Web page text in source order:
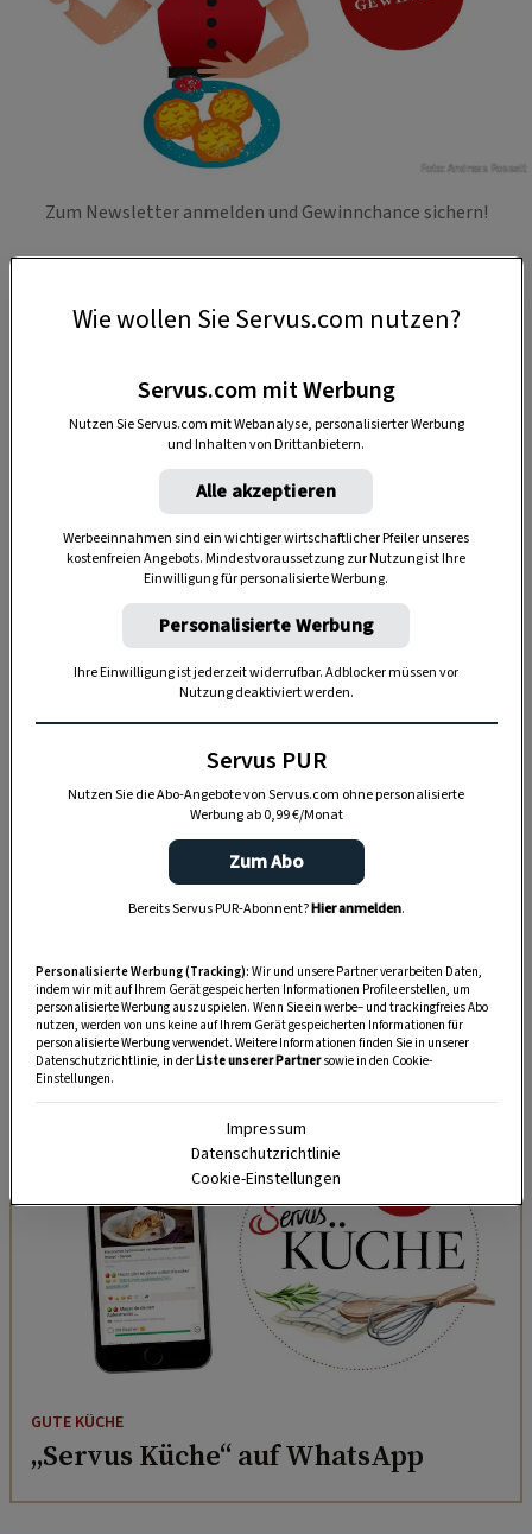
Foto: Andreas Posselt
Zum Newsletter anmelden und Gewinnchance sichern!
SPEICHERN
Sie suchen nach gutenRezepten, möchten Ihren
Garten nach demMondkalendergestalten und
interessieren sich fürAusflugstipps
? Lassen Sie sich von uns in Ihrem Alltag
unterstützen – mit ausgewählten Lesetipps per
Mail. Der Newsletter ist kostenlos und kann
jederzeit wieder abbestellt werden.Probieren
Sie es jetzt aus!
Jeden Montagsaisonale Rezepteaus dem
Alpenraum und einmal im Monat samstags
Jeden Mittwoch diebeliebtesten Geschichten
aus der Servus-Welt aus den Bereichen Haus
und Garten, Ausflüge und Wirtshaus-
Empfehlungen, Hausbesuche, Tipps aus der
Mitmachen ist von 23. März bis 1. Mai 2026
möglich!
DAS KÖNNTE SIE AUCH INTERESSIEREN
GUTE KÜCHE
„Servus Küche“ auf WhatsApp
Wie wollen Sie Servus.com nutzen?
Servus.com mit Werbung
Nutzen Sie Servus.com mit Webanalyse, personalisierter Werbung
und Inhalten von Drittanbietern.
Alle akzeptieren
Werbeeinnahmen sind ein wichtiger wirtschaftlicher Pfeiler unseres
kostenfreien Angebots. Mindestvoraussetzung zur Nutzung ist Ihre
Einwilligung für personalisierte Werbung.
Personalisierte Werbung
Ihre Einwilligung ist jederzeit widerrufbar. Adblocker müssen vor
Nutzung deaktiviert werden.
Servus PUR
Nutzen Sie die Abo-Angebote von Servus.com ohne personalisierte
Werbung ab 0,99 €/Monat
Zum Abo
Bereits Servus PUR-Abonnent?Hier anmelden.
Personalisierte Werbung (Tracking): Wir und unsere Partner verarbeiten Daten,
indem wir mit auf Ihrem Gerät gespeicherten Informationen Profile erstellen, um
personalisierte Werbung auszuspielen. Wenn Sie ein werbe– und trackingfreies Abo
nutzen, werden von uns keine auf Ihrem Gerät gespeicherten Informationen für
personalisierte Werbung verwendet. Weitere Informationen finden Sie in unserer
Datenschutzrichtlinie, in derListe unserer Partnersowie in den Cookie-
Einstellungen.
Impressum
Datenschutzrichtlinie
Cookie-Einstellungen